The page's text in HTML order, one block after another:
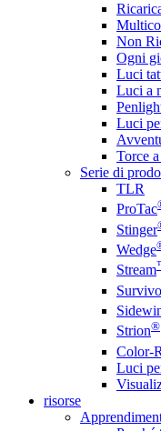
Non
Ogni
Luci
Luci a
Luci
Torce
Serie di
TLR
ProTac
Stinger
Wedge
Stream
Strion®
Color-
Luci
risorse